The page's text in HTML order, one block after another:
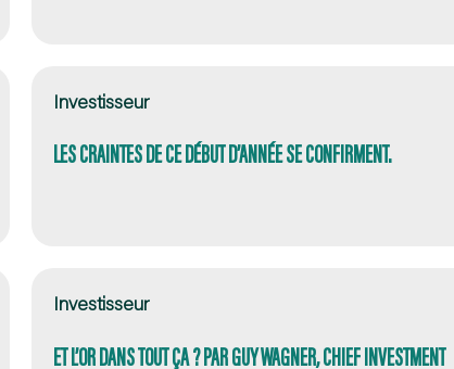
Investisseur
LES CRAINTES DE CE DÉBUT D’ANNÉE SE CONFIRMENT.
Investisseur
ET L’OR DANS TOUT ÇA ? PAR GUY WAGNER, CHIEF INVESTMENT